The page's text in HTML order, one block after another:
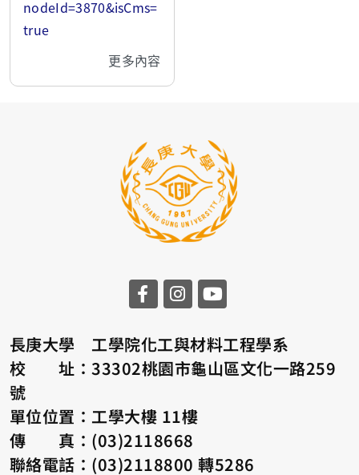
式程序之模擬與最適化
nodeId=3870&isCms=
true
更多內容
長庚大學 工學院化工與材料工程學系
校 址：33302桃園市龜山區文化一路259
號
單位位置：工學大樓 11樓
傳 真：(03)2118668
聯絡電話：(03)2118800 轉5286